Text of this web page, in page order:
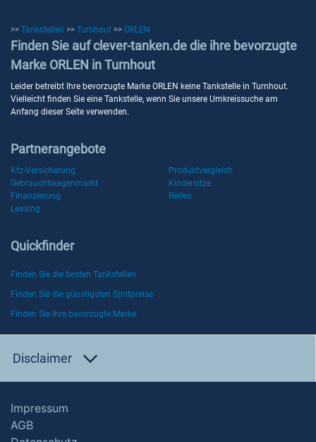
>> Tankstellen >> Turnhout >> ORLEN
Finden Sie auf clever-tanken.de die ihre bevorzugte
Marke ORLEN in Turnhout
Leider betreibt Ihre bevorzugte Marke ORLEN keine Tankstelle in Turnhout.
Vielleicht finden Sie eine Tankstelle, wenn Sie unsere Umkreissuche am
Anfang dieser Seite verwenden.
Partnerangebote
Kfz-Versicherung
Produktvergleich
Gebrauchtwagenmarkt
Kindersitze
Finanzierung
Reifen
Leasing
Quickfinder
Finden Sie die besten Tankstellen
Finden Sie die günstigsten Spritpreise
Finden Sie Ihre bevorzugte Marke
Disclaimer
Impressum
AGB